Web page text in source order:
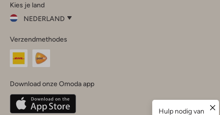
InstagramFacebook
Kies je land
NEDERLAND
je
land
Nederland
Belgique(Français)
Deutschland
Verzendmethodes
Download onze Omoda app